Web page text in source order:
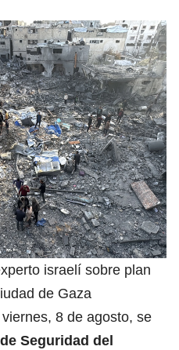
israelí sobre plan
de Gaza
8 de agosto, se
Seguridad del